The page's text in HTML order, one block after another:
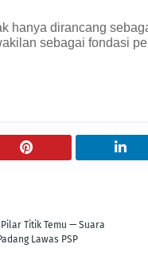
hanya dirancang
sebagai fondasi
Titik Temu — Suara
Lawas PSP